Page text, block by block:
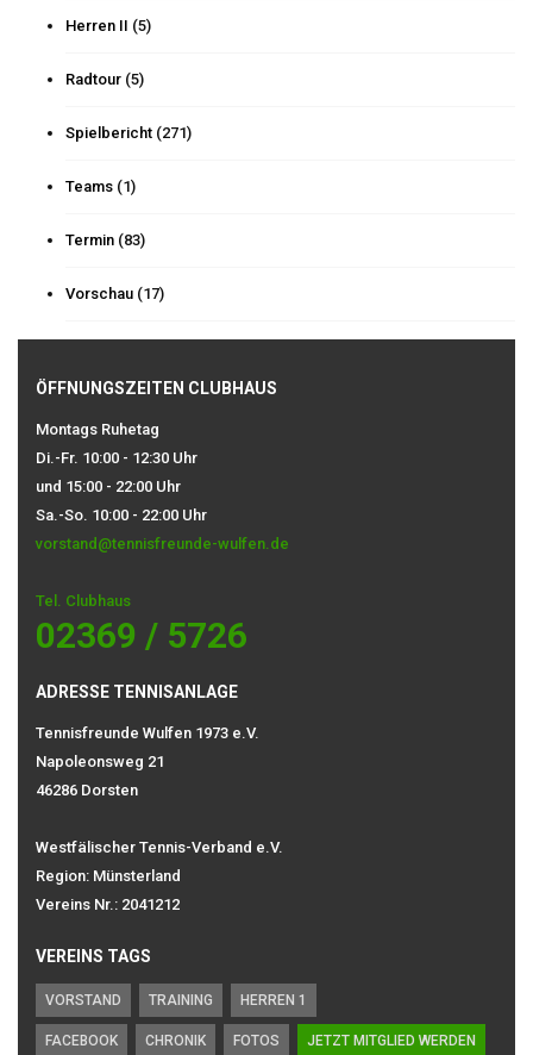
Herren II (5)
Radtour (5)
Spielbericht (271)
Teams (1)
Termin (83)
Vorschau (17)
ÖFFNUNGSZEITEN CLUBHAUS
Montags Ruhetag
Di.-Fr. 10:00 - 12:30 Uhr
und 15:00 - 22:00 Uhr
Sa.-So. 10:00 - 22:00 Uhr
vorstand@tennisfreunde-wulfen.de
Tel. Clubhaus
02369 / 5726
ADRESSE TENNISANLAGE
Tennisfreunde Wulfen 1973 e.V.
Napoleonsweg 21
46286 Dorsten
Westfälischer Tennis-Verband e.V.
Region: Münsterland
Vereins Nr.: 2041212
VEREINS TAGS
VORSTAND TRAINING HERREN 1
FACEBOOK CHRONIK FOTOS JETZT MITGLIED WERDEN